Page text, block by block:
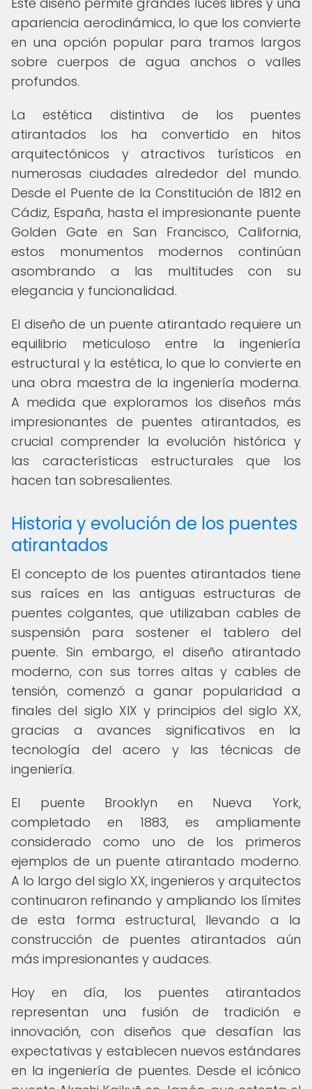
apariencia aerodinámica, lo que los convierte
en una opción popular para tramos largos
sobre cuerpos de agua anchos o valles
profundos.
La estética distintiva de los puentes
atirantados los ha convertido en hitos
arquitectónicos y atractivos turísticos en
numerosas ciudades alrededor del mundo.
Desde el Puente de la Constitución de 1812 en
Cádiz, España, hasta el impresionante puente
Golden Gate en San Francisco, California,
estos monumentos modernos continúan
asombrando a las multitudes con su
elegancia y funcionalidad.
El diseño de un puente atirantado requiere un
equilibrio meticuloso entre la ingeniería
estructural y la estética, lo que lo convierte en
una obra maestra de la ingeniería moderna.
A medida que exploramos los diseños más
impresionantes de puentes atirantados, es
crucial comprender la evolución histórica y
las características estructurales que los
hacen tan sobresalientes.
Historia y evolución de los puentes
atirantados
El concepto de los puentes atirantados tiene
sus raíces en las antiguas estructuras de
puentes colgantes, que utilizaban cables de
suspensión para sostener el tablero del
puente. Sin embargo, el diseño atirantado
moderno, con sus torres altas y cables de
tensión, comenzó a ganar popularidad a
finales del siglo XIX y principios del siglo XX,
gracias a avances significativos en la
tecnología del acero y las técnicas de
ingeniería.
El puente Brooklyn en Nueva York,
completado en 1883, es ampliamente
considerado como uno de los primeros
ejemplos de un puente atirantado moderno.
A lo largo del siglo XX, ingenieros y arquitectos
continuaron refinando y ampliando los límites
de esta forma estructural, llevando a la
construcción de puentes atirantados aún
más impresionantes y audaces.
Hoy en día, los puentes atirantados
representan una fusión de tradición e
innovación, con diseños que desafían las
expectativas y establecen nuevos estándares
en la ingeniería de puentes. Desde el icónico